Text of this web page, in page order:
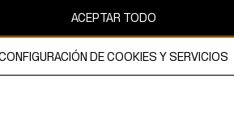
& Mauritz AB.
ACEPTAR TODO
DE COOKIES Y SERVICIOS